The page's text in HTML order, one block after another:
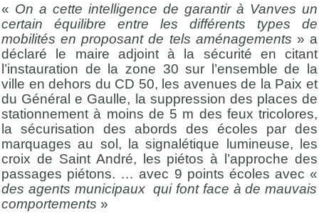
« On a cette intelligence de garantir à Vanves un
certain équilibre entre les différents types de
mobilités en proposant de tels aménagements » a
déclaré le maire adjoint à la sécurité en citant
l’instauration de la zone 30 sur l’ensemble de la
ville en dehors du CD 50, les avenues de la Paix et
du Général e Gaulle, la suppression des places de
stationnement à moins de 5 m des feux tricolores,
la sécurisation des abords des écoles par des
marquages au sol, la signalétique lumineuse, les
croix de Saint André, les piétos à l’approche des
passages piétons. … avec 9 points écoles avec «
des agents municipaux qui font face à de mauvais
comportements »